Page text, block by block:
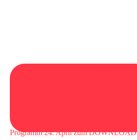
Programm 24. April zumDOWNLOAD